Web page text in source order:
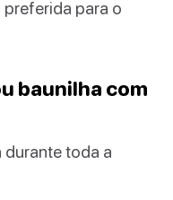
preferida para o
baunilha com
durante toda a